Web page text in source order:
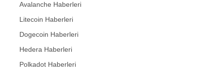
Avalanche Haberleri
Litecoin Haberleri
Dogecoin Haberleri
Hedera Haberleri
Polkadot Haberleri